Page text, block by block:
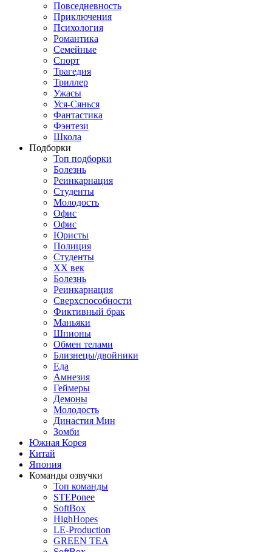
Повседневность
Приключения
Психология
Романтика
Семейные
Спорт
Трагедия
Триллер
Ужасы
Уся-Сянься
Фантастика
Фэнтези
Школа
Подборки
Топ подборки
Болезнь
Реинкарнация
Студенты
Молодость
Офис
Офис
Юристы
Полиция
Студенты
ХХ век
Болезнь
Реинкарнация
Сверхспособности
Фиктивный брак
Маньяки
Шпионы
Обмен телами
Близнецы/двойники
Еда
Амнезия
Геймеры
Демоны
Молодость
Династия Мин
Зомби
Южная Корея
Китай
Япония
Команды озвучки
Топ команды
STEPonee
SoftBox
HighHopes
LE-Production
GREEN TEA